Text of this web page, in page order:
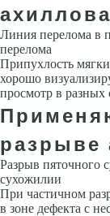
Линия перелома в
перелома
Припухлость
хорошо
просмотр в разных
разрыве
Разрыв пяточного
сухожилии
При частичном
в зоне дефекта с